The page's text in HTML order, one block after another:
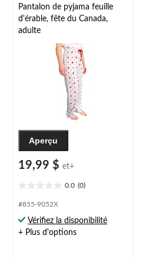
Pantalon de pyjama feuille
d'érable, fête du Canada,
adulte
Aperçu
19,99 $ et+
0.0 (0)
étoile(s)
5.
#855-9052X
Vérifiez la disponibilité
+ Plus d'options